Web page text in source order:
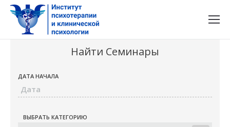
Найти Семинары
ДАТА НАЧАЛА
ВЫБРАТЬ КАТЕГОРИЮ